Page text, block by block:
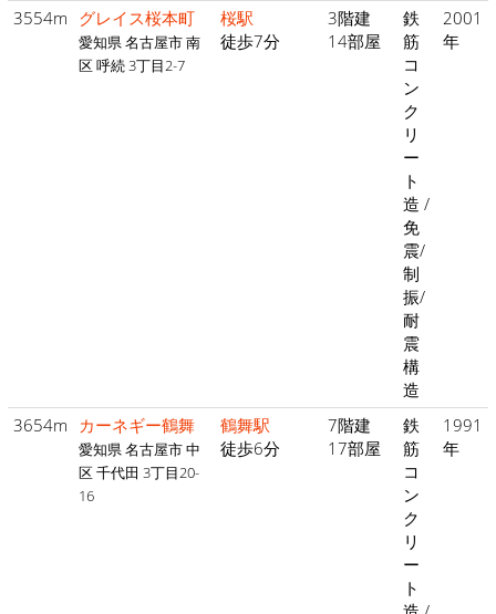
3554m グレイス桜本町
愛知県 名古屋市 南
区 呼続 3丁目2-7
桜駅
徒歩7分
3階建
14部屋
鉄
筋
コ
ン
ク
リ
ー
ト
造 /
免
震/
制
振/
耐
震
構
造
2001
年
3654m カーネギー鶴舞
愛知県 名古屋市 中
区 千代田 3丁目20-
16
鶴舞駅
徒歩6分
7階建
17部屋
鉄
筋
コ
ン
ク
リ
ー
ト
1991
年